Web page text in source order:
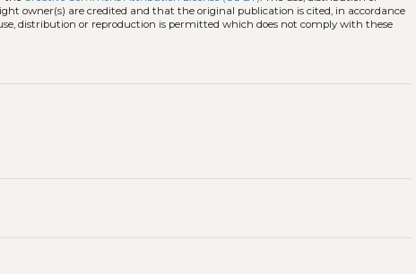
owner(s) are credited and that the original publication is cited, in accordance
distribution or reproduction is permitted which does not comply with these